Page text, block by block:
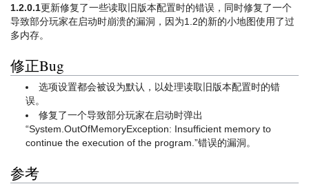
1.2.0.1更新修复了一些读取旧版本配置时的错误，同时修复了一个
导致部分玩家在启动时崩溃的漏洞，因为1.2的新的小地图使用了过
多内存。
修正Bug
选项设置都会被设为默认，以处理读取旧版本配置时的错
误。
修复了一个导致部分玩家在启动时弹出
“System.OutOfMemoryException: Insufficient memory to
continue the execution of the program.”错误的漏洞。
参考